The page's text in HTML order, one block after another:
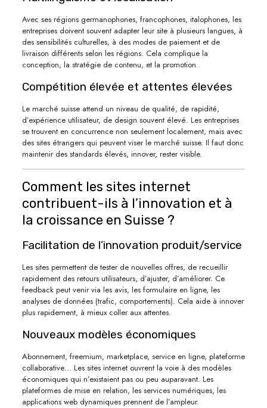
Avec ses régions germanophones, francophones, italophones, les
entreprises doivent souvent adapter leur site à plusieurs langues, à
des sensibilités culturelles, à des modes de paiement et de
livraison différents selon les régions. Cela complique la
conception, la stratégie de contenu, et la promotion.
Compétition élevée et attentes élevées
Le marché suisse attend un niveau de qualité, de rapidité,
d’expérience utilisateur, de design souvent élevé. Les entreprises
se trouvent en concurrence non seulement localement, mais avec
des sites étrangers qui peuvent viser le marché suisse. Il faut donc
maintenir des standards élevés, innover, rester visible.
Comment les sites internet
contribuent-ils à l’innovation et à
la croissance en Suisse ?
Facilitation de l’innovation produit/service
Les sites permettent de tester de nouvelles offres, de recueillir
rapidement des retours utilisateurs, d’ajuster, d’améliorer. Ce
feedback peut venir via les avis, les formulaire en ligne, les
analyses de données (trafic, comportements). Cela aide à innover
plus rapidement, à mieux coller aux attentes.
Nouveaux modèles économiques
Abonnement, freemium, marketplace, service en ligne, plateforme
collaborative… Les sites internet ouvrent la voie à des modèles
économiques qui n’existaient pas ou peu auparavant. Les
plateformes de mise en relation, les services numériques, les
applications web dynamiques prennent de l’ampleur.